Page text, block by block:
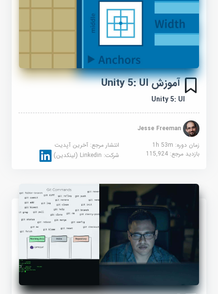
آموزش Unity 5: UI
Unity 5: UI
Jesse Freeman
زمان دوره: 1h 53m
انتشار مرجع:آخرین آپدیت
بازدید مرجع:115,924 شرکت:Linkedin (لینکدین)